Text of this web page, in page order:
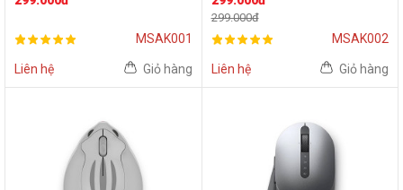
MSAK001
Liên hệ Giỏ hàng
299.000đ
MSAK002
Liên hệ Giỏ hàng